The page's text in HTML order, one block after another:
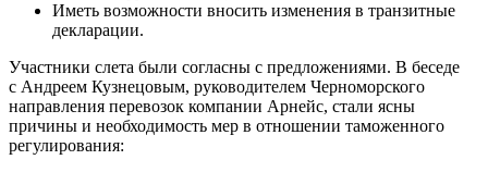
Иметь возможности вносить изменения в транзитные
декларации.
Участники слета были согласны с предложениями. В беседе
с Андреем Кузнецовым, руководителем Черноморского
направления перевозок компании Арнейс, стали ясны
причины и необходимость мер в отношении таможенного
регулирования: